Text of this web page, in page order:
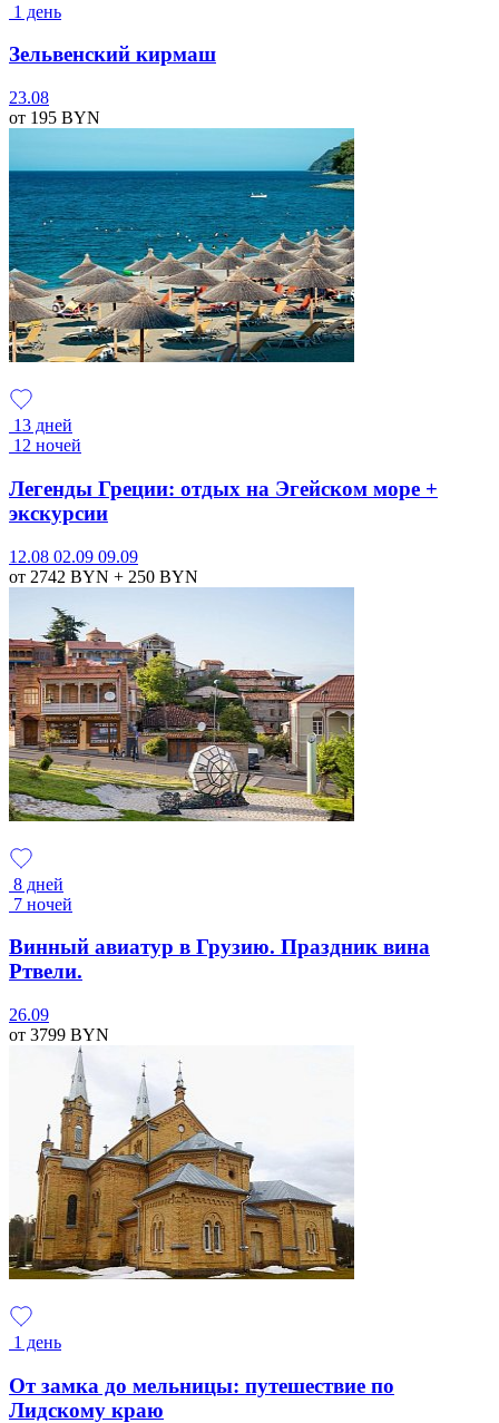
1 день
Зельвенский кирмаш
23.08
от 195 BYN
13 дней
12 ночей
Легенды Греции: отдых на Эгейском море +
экскурсии
12.08 02.09 09.09
от 2742 BYN + 250 BYN
8 дней
7 ночей
Винный авиатур в Грузию. Праздник вина
Ртвели.
26.09
от 3799 BYN
1 день
От замка до мельницы: путешествие по
Лидскому краю